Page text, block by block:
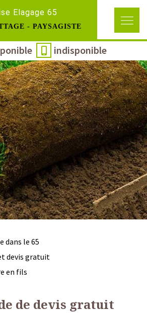
Elagage 65
- PAYSAGISTE
indisponible
dans le 65
devis gratuit
en fils
de devis gratuit